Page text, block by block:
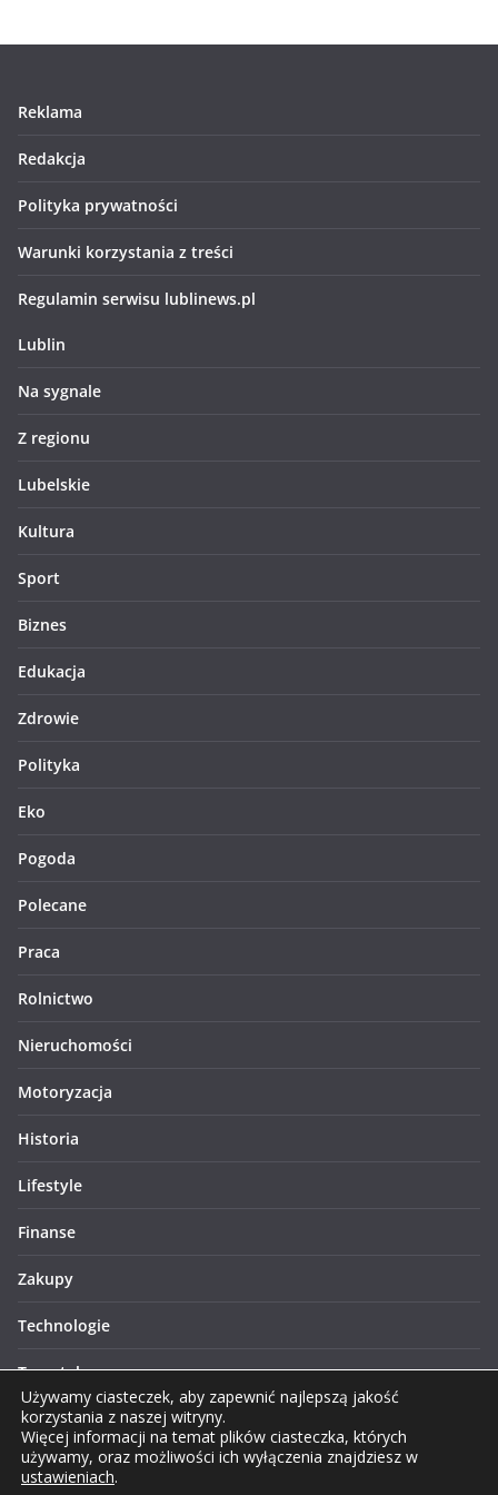
Reklama
Redakcja
Polityka prywatności
Warunki korzystania z treści
Regulamin serwisu lublinews.pl
Lublin
Na sygnale
Z regionu
Lubelskie
Kultura
Sport
Biznes
Edukacja
Zdrowie
Polityka
Eko
Pogoda
Polecane
Praca
Rolnictwo
Nieruchomości
Motoryzacja
Historia
Lifestyle
Finanse
Zakupy
Technologie
Turystyka
Używamy ciasteczek, aby zapewnić najlepszą jakość
korzystania z naszej witryny.
Więcej informacji na temat plików ciasteczka, których
używamy, oraz możliwości ich wyłączenia znajdziesz w
ustawieniach.